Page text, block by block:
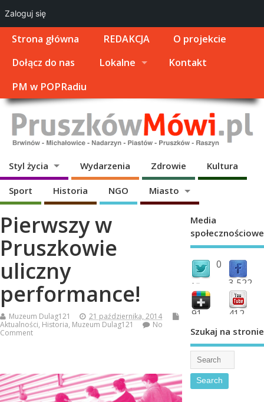
Strona główna REDAKCJA
O projekcie
Dołącz do nas
Lokalne
Kontakt
PM w POPRadiu
Styl życia Wydarzenia Zdrowie Kultura
Sport Historia NGO Miasto
Pierwszy w
Pruszkowie
uliczny
performance!
Muzeum Dulag121
21 października, 2014
Aktualności, Historia, Muzeum Dulag121
No
Comment
Media
społecznościowe
0
followers 3,522
fans
91 412
Szukaj na stronie
Zaloguj się